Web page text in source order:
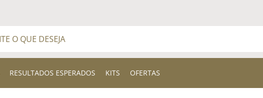
RESULTADOS ESPERADOS KITS OFERTAS